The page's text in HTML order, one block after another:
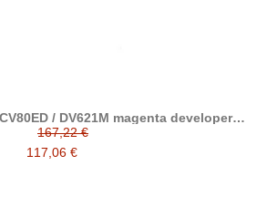
/ DV621M magenta developer
reciclado
167,22 €
117,06 €